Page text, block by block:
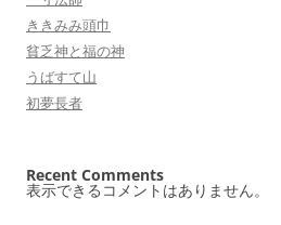
ききみみ頭巾
貧乏神と福の神
うばすて山
初夢長者
Recent Comments
表示できるコメントはありません。